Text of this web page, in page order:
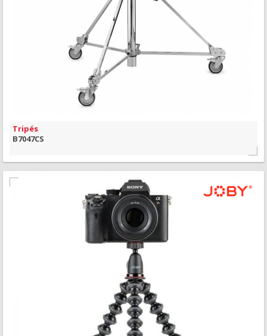
Tripés
B7047CS
MAIS INFORMAÇÃO
VISÃO RÁPIDA
MAIS INFORMAÇÃO
VISÃO RÁPIDA